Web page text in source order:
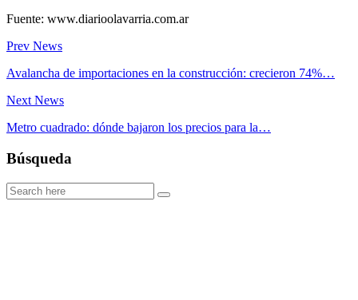
Fuente: www.diarioolavarria.com.ar
Prev News
Avalancha de importaciones en la construcción: crecieron 74%…
Next News
Metro cuadrado: dónde bajaron los precios para la…
Búsqueda